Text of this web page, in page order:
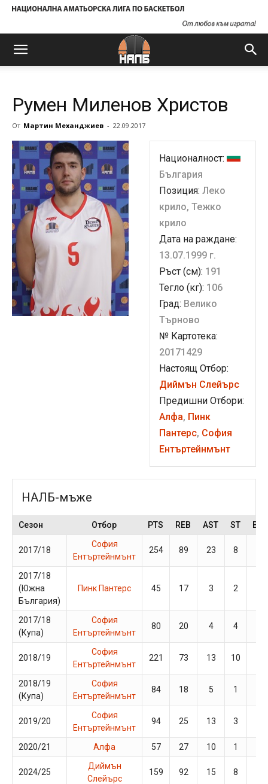
Румен Миленов Христов
От Мартин Механджиев - 22.09.2017
Националност:
България
Позиция: Леко
крило, Тежко
крило
Дата на раждане:
13.07.1999 г.
Ръст (см): 191
Тегло (кг): 106
Град: Велико
Търново
№ Картотека:
20171429
Настоящ Отбор:
Диймън Слейърс
Предишни Отбори:
Алфа, Пинк
Пантерс, София
Ентъртейнмънт
НАЛБ-мъже
Сезон Отбор PTS REB AST ST BS
2017/18
София
Ентъртейнмънт
254 89 23 8
2017/18
(Южна
България)
Пинк Пантерс 45 17 3 2
2017/18
(Купа)
София
Ентъртейнмънт
80 20 4 4
2018/19
София
Ентъртейнмънт
221 73 13 10
2018/19
(Купа)
София
Ентъртейнмънт
84 18 5 1
2019/20
София
Ентъртейнмънт
94 25 13 3
2020/21 Алфа 57 27 10 1
2024/25
Диймън
Слейърс
159 92 15 8